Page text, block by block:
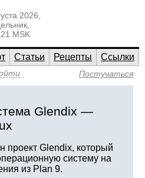
2026,
MSK
Статьи Рецепты
Ссылки
Постучаться
Glendix —
проект Glendix, который
систему на
из Plan 9.